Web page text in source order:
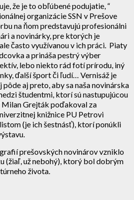
že je to obľúbené podujatie, “
organizácie SSN v Prešove
na ňom predstavujú profesionálni
a novinárky, pre ktorých je
často využívanou v ich práci. Piaty
a prináša pestrý výber
lebo niekto rád fotí prírodu, iný
ďalší šport či ľudí… Vernisáž je
aj preto, aby sa naša novinárska
študentmi, ktorí sú nastupujúcou
Milan Grejták poďakoval za
knižnice PU Petrovi
(je ich šestnásť), ktorí ponúkli
prešovských novinárov vzniklo
(žiaľ, už nebohý), ktorý bol dobrým
života.